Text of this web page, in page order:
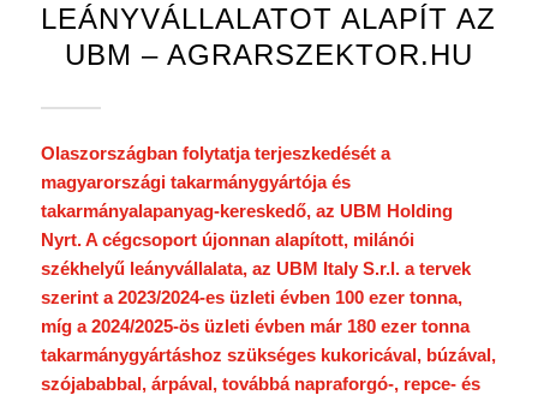
LEÁNYVÁLLALATOT ALAPÍT AZ
UBM – AGRARSZEKTOR.HU
Olaszországban folytatja terjeszkedését a
magyarországi takarmánygyártója és
takarmányalapanyag-kereskedő, az UBM Holding
Nyrt. A cégcsoport újonnan alapított, milánói
székhelyű leányvállalata, az UBM Italy S.r.l. a tervek
szerint a 2023/2024-es üzleti évben 100 ezer tonna,
míg a 2024/2025-ös üzleti évben már 180 ezer tonna
takarmánygyártáshoz szükséges kukoricával, búzával,
szójababbal, árpával, továbbá napraforgó-, repce- és